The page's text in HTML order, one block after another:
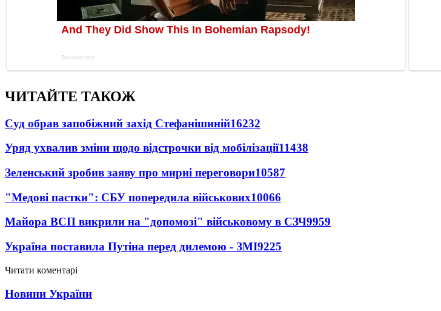
ЧИТАЙТЕ ТАКОЖ
Суд обрав запобіжний захід Стефанішиній16232
Уряд ухвалив зміни щодо відстрочки від мобілізації11438
Зеленський зробив заяву про мирні переговори10587
"Медові пастки": СБУ попередила військових10066
Майора ВСП викрили на "допомозі" військовому в СЗЧ9959
Україна поставила Путіна перед дилемою - ЗМІ9225
Читати коментарі
Новини України